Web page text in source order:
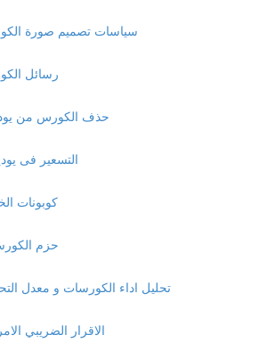
سياسات تصميم صورة
رسائل
حذف الكورس من
التسعير فى
كوبونات
حزم
تحليل اداء الكورسات و معدل
الاقرار الضريبي